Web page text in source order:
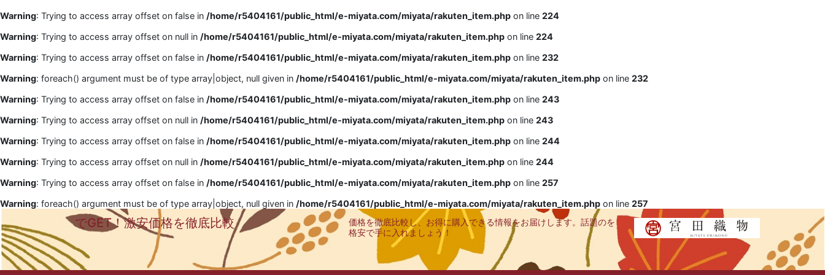
Warning: Trying to access array offset on false in /home/r5404161/public_html/e-miyata.com/miyata/rakuten_item.php on line 224
Warning: Trying to access array offset on null in /home/r5404161/public_html/e-miyata.com/miyata/rakuten_item.php on line 224
Warning: Trying to access array offset on false in /home/r5404161/public_html/e-miyata.com/miyata/rakuten_item.php on line 232
Warning: foreach() argument must be of type array|object, null given in /home/r5404161/public_html/e-miyata.com/miyata/rakuten_item.php on line 232
Warning: Trying to access array offset on false in /home/r5404161/public_html/e-miyata.com/miyata/rakuten_item.php on line 243
Warning: Trying to access array offset on null in /home/r5404161/public_html/e-miyata.com/miyata/rakuten_item.php on line 243
Warning: Trying to access array offset on false in /home/r5404161/public_html/e-miyata.com/miyata/rakuten_item.php on line 244
Warning: Trying to access array offset on null in /home/r5404161/public_html/e-miyata.com/miyata/rakuten_item.php on line 244
Warning: Trying to access array offset on false in /home/r5404161/public_html/e-miyata.com/miyata/rakuten_item.php on line 257
Warning: foreach() argument must be of type array|object, null given in /home/r5404161/public_html/e-miyata.com/miyata/rakuten_item.php on line 257
でGET！激安価格を徹底比較
価格を徹底比較し、お得に購入できる情報をお届けします。話題のを
格安で手に入れましょう！